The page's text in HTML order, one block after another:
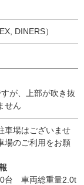
DINERS）
が、上部が吹き抜
せん
車場はございませ
場のご利用をお願
台 車両総重量2.0t